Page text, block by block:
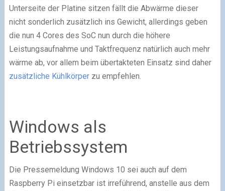
Unterseite der Platine sitzen fällt die Abwärme dieser
nicht sonderlich zusätzlich ins Gewicht, allerdings geben
die nun 4 Cores des SoC nun durch die höhere
Leistungsaufnahme und Taktfrequenz natürlich auch mehr
wärme ab, vor allem beim übertakteten Einsatz sind daher
zusätzliche Kühlkörperzu empfehlen.
Windows als
Betriebssystem
Die Pressemeldung Windows 10 sei auch auf dem
Raspberry Pi einsetzbar ist irreführend, anstelle aus dem